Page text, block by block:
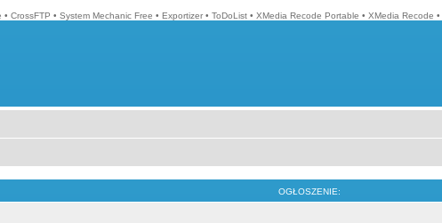
• CrossFTP • System Mechanic Free • Exportizer • ToDoList • XMedia Recode Portable • XMedia Recode •
OGŁOSZENIE: